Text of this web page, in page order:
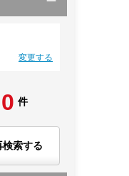
変更する
0 件
検索する